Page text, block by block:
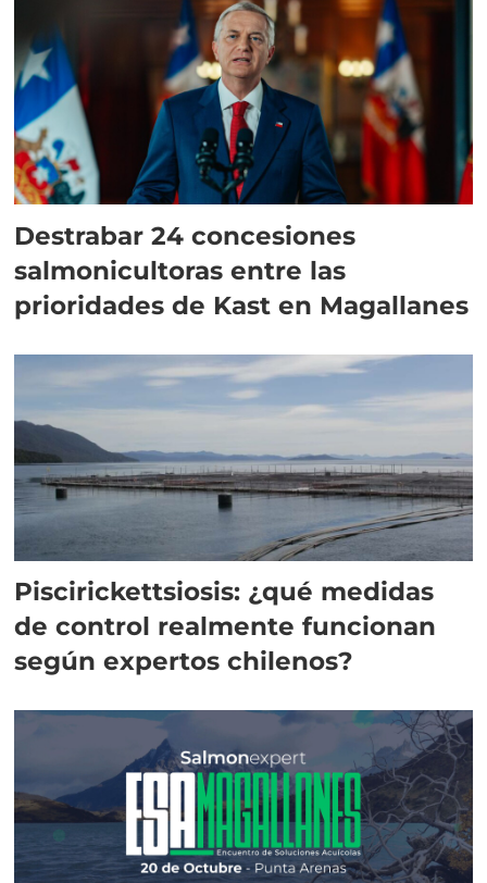
Destrabar 24 concesiones
salmonicultoras entre las
prioridades de Kast en Magallanes
Piscirickettsiosis: ¿qué medidas
de control realmente funcionan
según expertos chilenos?